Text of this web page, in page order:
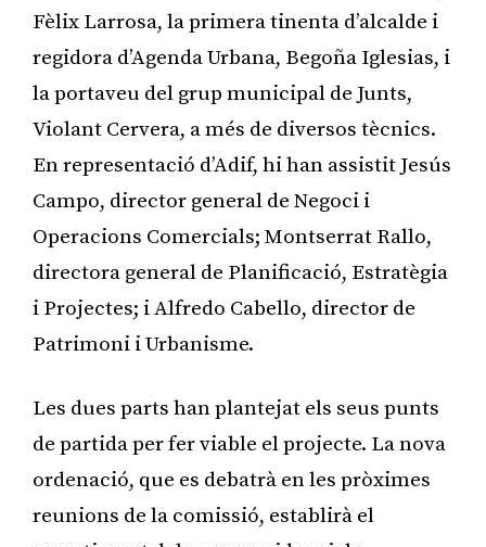
Fèlix Larrosa, la primera tinenta d’alcalde i
regidora d’Agenda Urbana, Begoña Iglesias, i
la portaveu del grup municipal de Junts,
Violant Cervera, a més de diversos tècnics.
En representació d’Adif, hi han assistit Jesús
Campo, director general de Negoci i
Operacions Comercials; Montserrat Rallo,
directora general de Planificació, Estratègia
i Projectes; i Alfredo Cabello, director de
Patrimoni i Urbanisme.
Les dues parts han plantejat els seus punts
de partida per fer viable el projecte. La nova
ordenació, que es debatrà en les pròximes
reunions de la comissió, establirà el